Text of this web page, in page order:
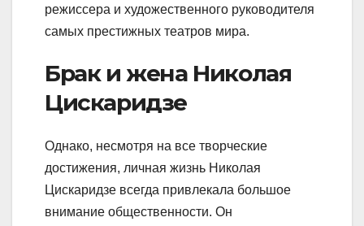
режиссера и художественного руководителя
самых престижных театров мира.
Брак и жена Николая
Цискаридзе
Однако, несмотря на все творческие
достижения, личная жизнь Николая
Цискаридзе всегда привлекала большое
внимание общественности. Он